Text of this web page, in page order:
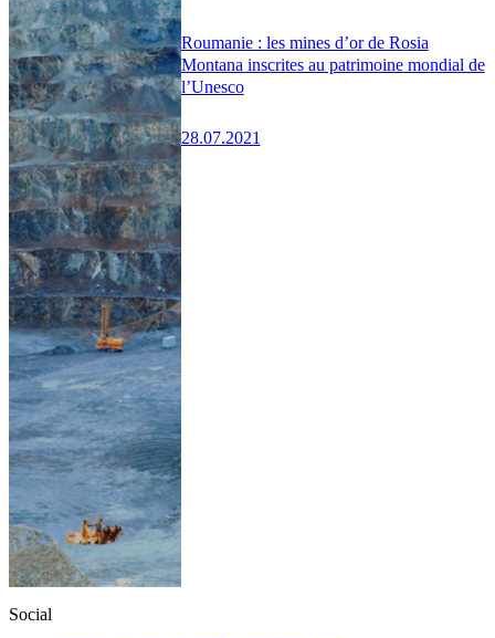
Roumanie : les mines d’or de Rosia
Montana inscrites au patrimoine mondial de
l’Unesco
28.07.2021
Social